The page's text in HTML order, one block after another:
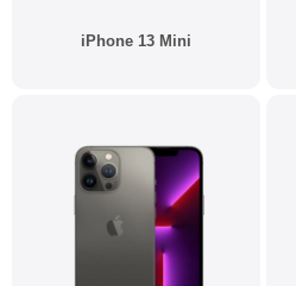
iPhone 13 Mini